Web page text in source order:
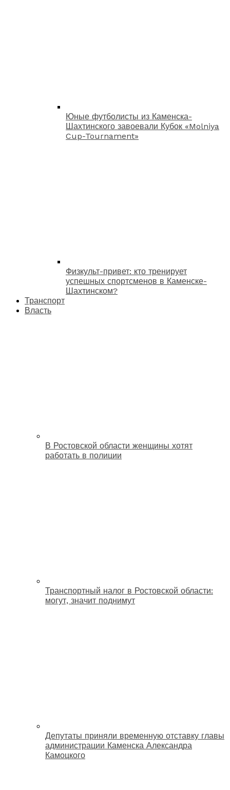
Юные футболисты из Каменска-
Шахтинского завоевали Кубок «Molniya
Cup-Tournament»
Физкульт-привет: кто тренирует
успешных спортсменов в Каменске-
Шахтинском?
Транспорт
Власть
В Ростовской области женщины хотят
работать в полиции
Транспортный налог в Ростовской области:
могут, значит поднимут
Депутаты приняли временную отставку главы
администрации Каменска Александра
Камоцкого